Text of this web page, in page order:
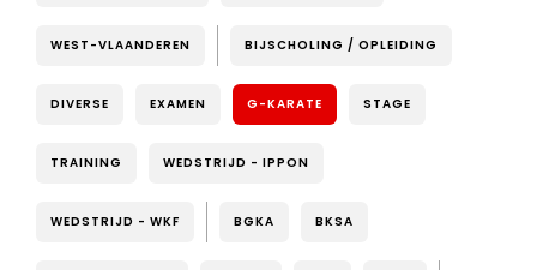
WEST-VLAANDEREN BIJSCHOLING / OPLEIDING
DIVERSE EXAMEN G-KARATE STAGE
TRAINING WEDSTRIJD - IPPON
WEDSTRIJD - WKF BGKA BKSA